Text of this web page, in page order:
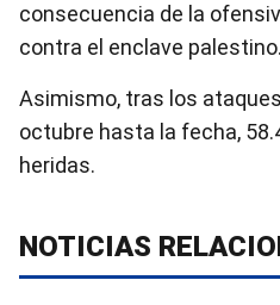
consecuencia de la
contra el enclave palestino.
Asimismo, tras los
octubre hasta la fecha,
heridas.
NOTICIAS